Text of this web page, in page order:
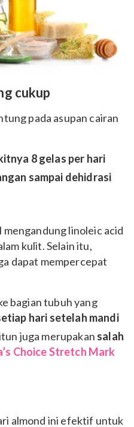
cukup
pada asupan cairan
8 gelas per hari
sampai dehidrasi
linoleic acid
kulit. Selain itu,
dapat mempercepat
bagian tubuh yang
hari setelah mandi
juga merupakan salah
Choice Stretch Mark
almond ini efektif untuk